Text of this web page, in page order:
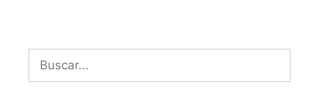
Buscar: